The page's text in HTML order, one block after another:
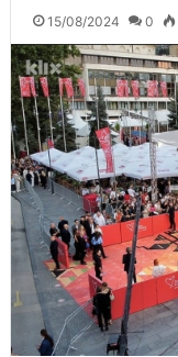
15/08/2024 0